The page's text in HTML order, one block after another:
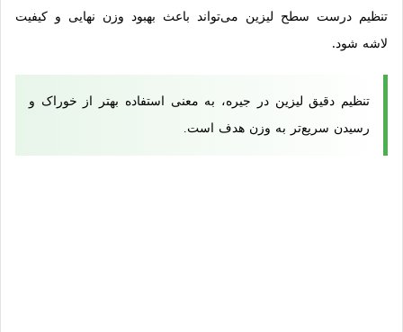
تنظیم درست سطح لیزین می‌تواند باعث بهبود وزن نهایی و کیفیت
لاشه شود.
تنظیم دقیق لیزین در جیره، به معنی استفاده بهتر از خوراک و
رسیدن سریع‌تر به وزن هدف است.